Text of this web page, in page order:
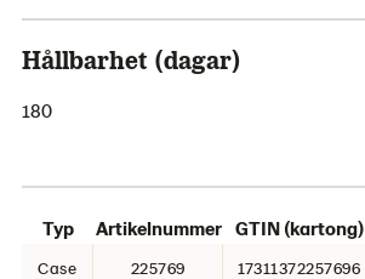
Hållbarhet (dagar)
180
Typ Artikelnummer GTIN (kartong)
Case 225769 17311372257696